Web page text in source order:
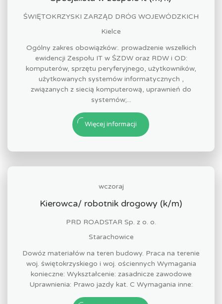
ŚWIĘTOKRZYSKI ZARZĄD DRÓG WOJEWÓDZKICH
Kielce
Ogólny zakres obowiązków:. prowadzenie wszelkich
ewidencji Zespołu IT w ŚZDW oraz RDW i OD:
komputerów, sprzętu peryferyjnego, użytkowników,
użytkowanych systemów informatycznych ,
związanych z siecią komputerową, uprawnień do
systemów;...
Więcej informacji
wczoraj
Kierowca/ robotnik drogowy (k/m)
PRD ROADSTAR Sp. z o. o.
Starachowice
Dowóz materiałów na teren budowy. Praca na terenie
woj. świętokrzyskiego i woj. ościennych Wymagania
konieczne: Wykształcenie: zasadnicze zawodowe
Uprawnienia: Prawo jazdy kat. C Wymagania inne: